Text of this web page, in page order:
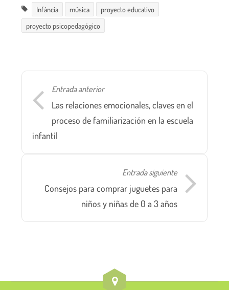
Infància música
proyecto educativo
proyecto psicopedagógico
Entrada anterior
Las relaciones emocionales, claves en el
proceso de familiarización en la escuela
infantil
Entrada siguiente
Consejos para comprar juguetes para
niños y niñas de 0 a 3 años